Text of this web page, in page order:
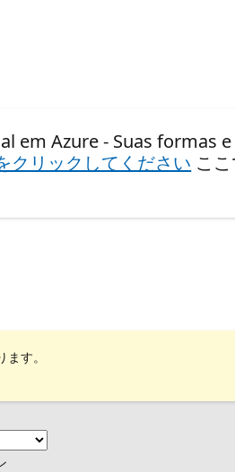
em Azure - Suas formas
クリックしてください こ
す。